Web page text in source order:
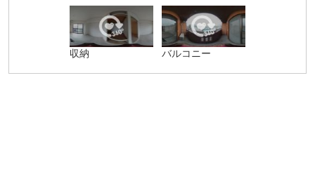
収納 バルコニー